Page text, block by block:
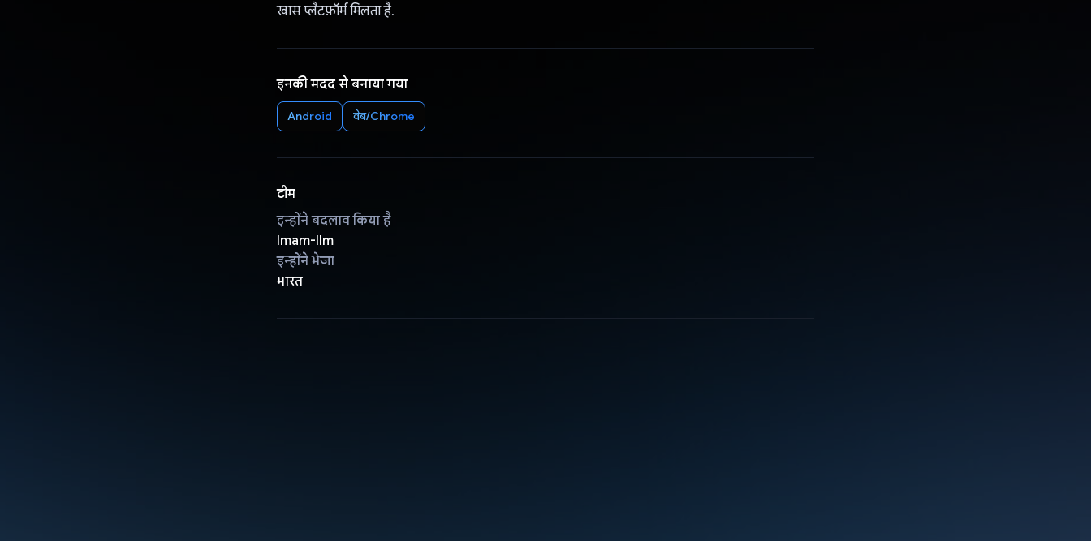
खास प्लैटफ़ॉर्म मिलता है.
इनकी मदद से बनाया गया
Android वेब/Chrome
टीम
इन्होंने बदलाव किया है
Imam-Ilm
इन्होंने भेजा
भारत